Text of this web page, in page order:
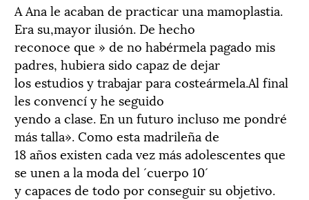
A Ana le acaban de practicar una mamoplastia.
Era su,mayor ilusión. De hecho
reconoce que » de no habérmela pagado mis
padres, hubiera sido capaz de dejar
los estudios y trabajar para costeármela.Al final
les convencí y he seguido
yendo a clase. En un futuro incluso me pondré
más talla». Como esta madrileña de
18 años existen cada vez más adolescentes que
se unen a la moda del ´cuerpo 10´
y capaces de todo por conseguir su objetivo.